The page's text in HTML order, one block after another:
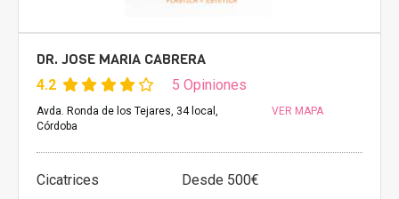
DR. JOSE MARIA CABRERA
4.2 5 Opiniones
Avda. Ronda de los Tejares, 34 local,
Córdoba
VER MAPA
Cicatrices
Desde 500€